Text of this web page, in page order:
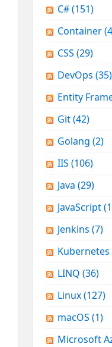
C#(151)
Container
CSS (29)
DevOps (35)
Entity
Git(42)
Golang (2)
IIS (106)
Java (29)
JavaScript
Jenkins (7)
Kubernetes
LINQ (36)
Linux(127)
macOS (1)
Microsoft